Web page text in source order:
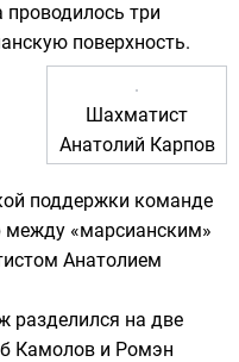
проводилось три
поверхность.
Шахматист
Анатолий Карпов
поддержки команде
между «марсианским»
Анатолием
разделился на две
Камолов и Ромэн